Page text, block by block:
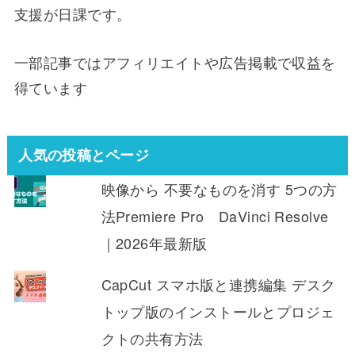
支援が日課です。
一部記事ではアフィリエイトや広告掲載で収益を
得ています
人気の投稿とページ
映像から 不要なものを消す 5つの方
法Premiere Pro DaVinci Resolve
｜2026年最新版
CapCut スマホ版と連携編集 デスク
トップ版のインストールとプロジェ
クトの共有方法